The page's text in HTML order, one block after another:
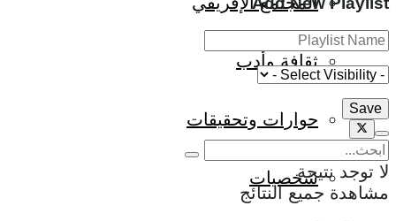
ثقافة وأدب
حوارات وتحقيقات
شخصياتلا توجد نتيجة
مشاهدة جميع النتائج